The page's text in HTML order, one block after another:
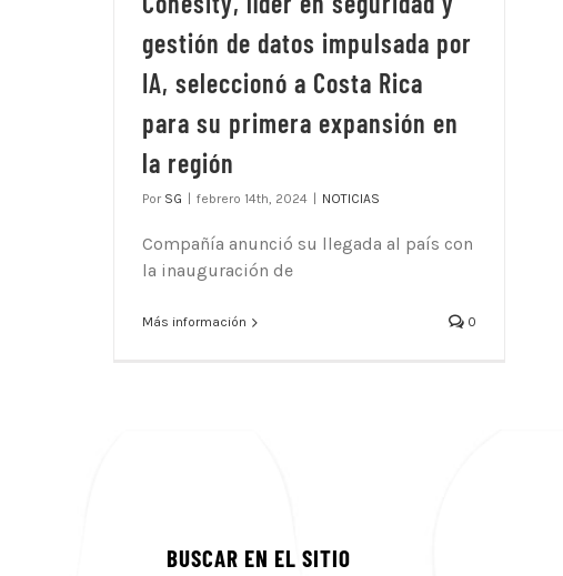
gestión de datos impulsada por
IA, seleccionó a Costa Rica
para su primera expansión en
la región
Por SG | febrero 14th, 2024 | NOTICIAS
Compañía anunció su llegada al país con
la inauguración de
Más información 0
BUSCAR EN EL SITIO